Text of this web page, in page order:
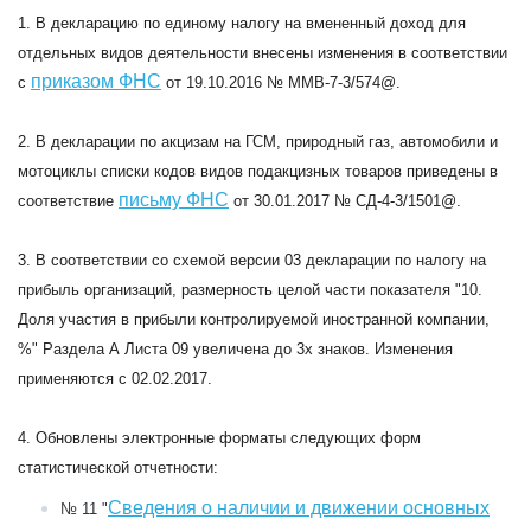
1. В декларацию по единому налогу на вмененный доход для
отдельных видов деятельности внесены изменения в соответствии
с приказом ФНС от 19.10.2016 № ММВ-7-3/574@.
2. В декларации по акцизам на ГСМ, природный газ, автомобили и
мотоциклы списки кодов видов подакцизных товаров приведены в
соответствие письму ФНС от 30.01.2017 № СД-4-3/1501@.
3. В соответствии со схемой версии 03 декларации по налогу на
прибыль организаций, размерность целой части показателя "10.
Доля участия в прибыли контролируемой иностранной компании,
%" Раздела А Листа 09 увеличена до 3х знаков. Изменения
применяются с 02.02.2017.
4. Обновлены электронные форматы следующих форм
статистической отчетности:
№ 11 "Сведения о наличии и движении основных